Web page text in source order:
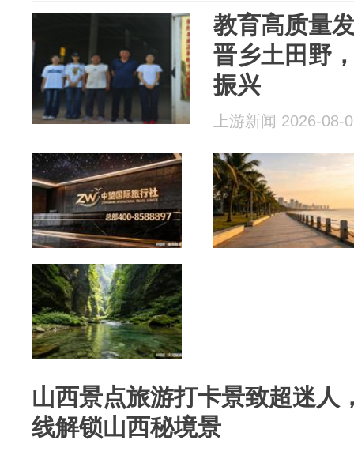
教育高质量
晋乡土田野
振兴
上游新闻 2026-08-
山西景点旅游打卡景致超迷人
线解锁山西秘境景